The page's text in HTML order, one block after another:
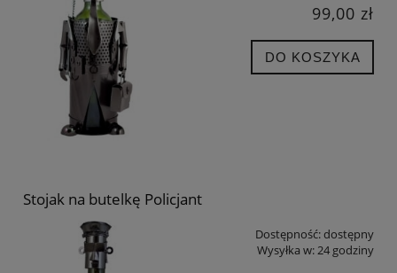
99,00 zł
DO KOSZYKA
Stojak na butelkę Policjant
Dostępność:dostępny
Wysyłka w:24 godziny